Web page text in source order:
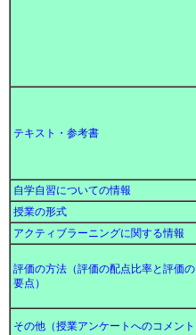
テキスト・参考書
自学自習についての情報
授業の形式
アクティブラーニングに関する情報
評価の方法（評価の配点比率と評価の
要点）
その他（授業アンケートへのコメント